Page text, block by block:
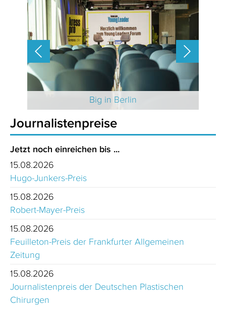
Big in Berlin
Journalistenpreise
Jetzt noch einreichen bis ...
15.08.2026
Hugo-Junkers-Preis
15.08.2026
Robert-Mayer-Preis
15.08.2026
Feuilleton-Preis der Frankfurter Allgemeinen
Zeitung
15.08.2026
Journalistenpreis der Deutschen Plastischen
Chirurgen